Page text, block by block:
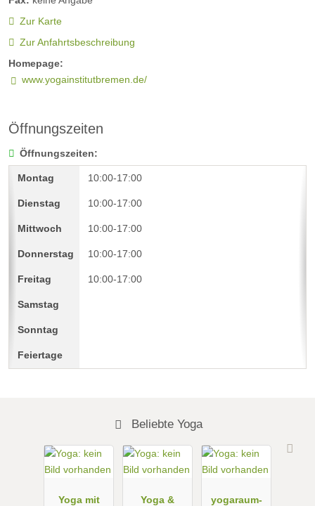
Zur Karte
Zur Anfahrtsbeschreibung
Homepage:
www.yogainstitutbremen.de/
Öffnungszeiten
Öffnungszeiten:
10:00-17:00
10:00-17:00
10:00-17:00
10:00-17:00
10:00-17:00
Beliebte Yoga
Yoga mit
Yoga &
yogaraum-